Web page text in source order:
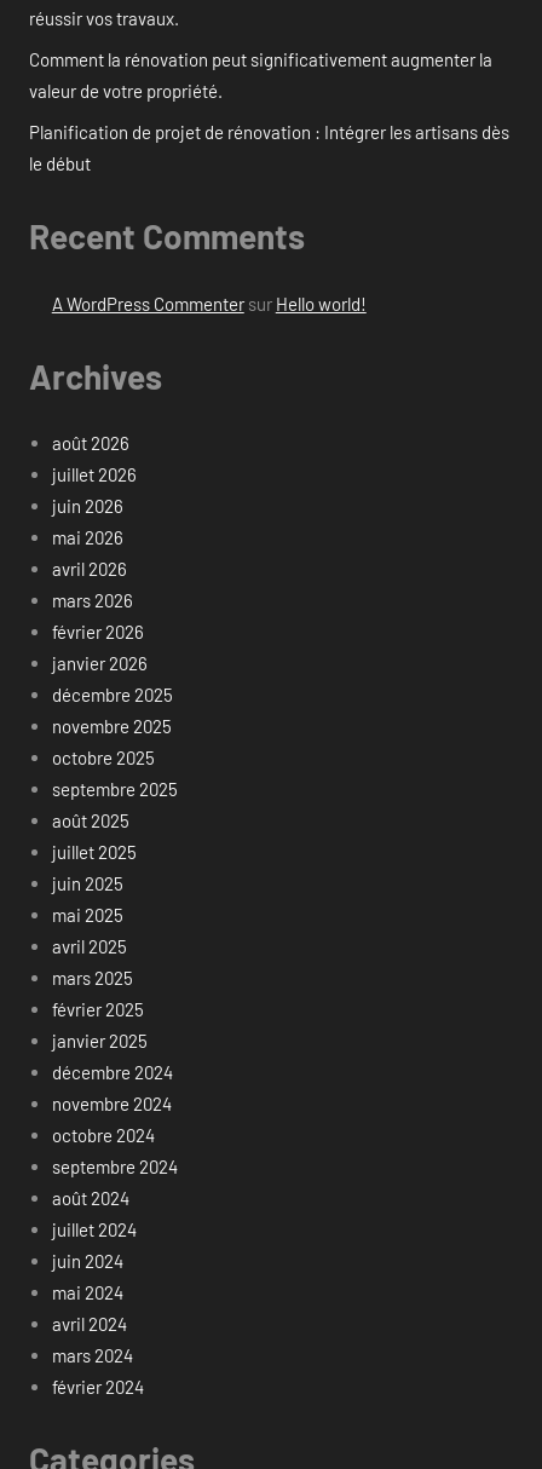
réussir vos travaux.
Comment la rénovation peut significativement augmenter la
valeur de votre propriété.
Planification de projet de rénovation : Intégrer les artisans dès
le début
Recent Comments
A WordPress Commentersur Hello world!
Archives
août 2026
juillet 2026
juin 2026
mai 2026
avril 2026
mars 2026
février 2026
janvier 2026
décembre 2025
novembre 2025
octobre 2025
septembre 2025
août 2025
juillet 2025
juin 2025
mai 2025
avril 2025
mars 2025
février 2025
janvier 2025
décembre 2024
novembre 2024
octobre 2024
septembre 2024
août 2024
juillet 2024
juin 2024
mai 2024
avril 2024
mars 2024
février 2024
Categories